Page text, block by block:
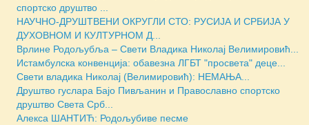
спортско друштво ...
НАУЧНО-ДРУШТВЕНИ ОКРУГЛИ СТО: РУСИЈА И СРБИЈА У
ДУХОВНОМ И КУЛТУРНОМ Д...
Врлине Родољубља – Свети Владика Николај Велимировић...
Истамбулска конвенција: обавезна ЛГБТ "просвета" деце...
Свети владика Николај (Велимировић): НЕМАЊА...
Друштво гуслара Бајо Пивљанин и Православно спортско
друштво Света Срб...
Алекса ШАНТИЋ: Родољубиве песме